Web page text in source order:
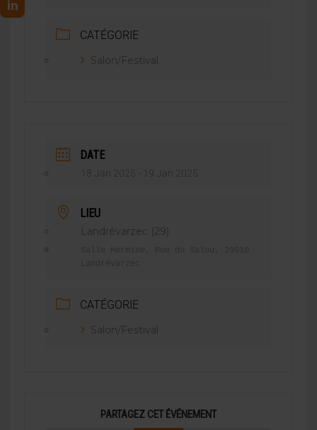
CATÉGORIE
Salon/Festival
DATE
18 Jan 2025 - 19 Jan 2025
LIEU
Landrévarzec (29)
CATÉGORIE
Salon/Festival
PARTAGEZ CET ÉVÉNEMENT